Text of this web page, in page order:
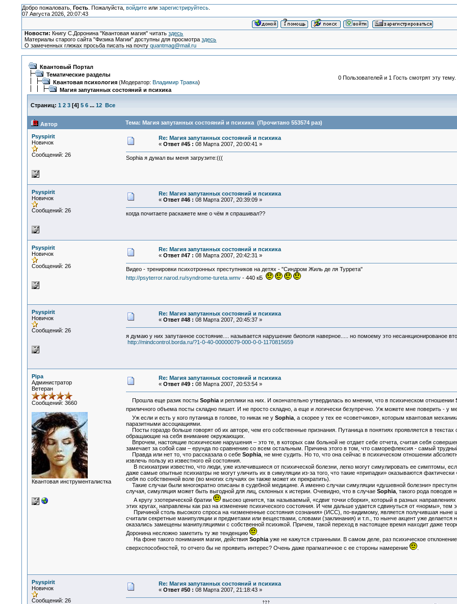
Добро пожаловать, Гость. Пожалуйста, войдитеили зарегистрируйтесь.
07 Августа 2026, 20:07:43
Новости: Книгу С.Доронина "Квантовая магия" читатьздесь
Материалы старого сайта "Физика Магии" доступны для просмотраздесь
О замеченных глюках просьба писать на почтуquantmag@mail.ru
Квантовый Портал
Тематические разделы
Квантовая психология(Модератор: Владимир Травка)
Магия запутанных состояний и психика
0 Пользователей и 1 Гость смотрят эту тему.
Страниц: 1 2 3[4] 5 6 ... 12 Все
Автор Тема: Магия запутанных состояний и психика (Прочитано 553574 раз)
Psyspirit
Новичок
Сообщений: 26
Re: Магия запутанных состояний и психика
« Ответ #45 : 08 Марта 2007, 20:00:41 »
Sophia я думал вы меня загрузите:(((
Psyspirit
Новичок
Сообщений: 26
Re: Магия запутанных состояний и психика
« Ответ #46 : 08 Марта 2007, 20:39:09 »
когда почитаете раскажете мне о чём я спрашивал??
Psyspirit
Новичок
Сообщений: 26
Re: Магия запутанных состояний и психика
« Ответ #47 : 08 Марта 2007, 20:42:31 »
Видео - тренировки психотронных преступников на детях - "Синдром Жиль де ля Туррета"
http://psyterror.narod.ru/syndrome-tureta.wmv- 440 кБ
Psyspirit
Новичок
Сообщений: 26
Re: Магия запутанных состояний и психика
« Ответ #48 : 08 Марта 2007, 20:45:37 »
я думаю у них запутанное состояние.... называется нарушение биополя наверное..... но помоему это несанкционированое
http://mindcontrol.borda.ru/?1-0-40-00000079-000-0-0-1170815659
Pipa
Администратор
Ветеран
Сообщений: 3660
Квантовая инструменталистка
Re: Магия запутанных состояний и психика
« Ответ #49 : 08 Марта 2007, 20:53:54 »
Прошла еще разик посты Sophiaи реплики на них. И окончательно утвердилась во мнении, что в психическом отношении
приличного объема посты складно пишет. И не просто складно, а еще и логически безупречно. Уж можете мне поверить - у
Уж если и есть у кого путаница в голове, то никак не у Sophia, а скорее у тех ее «советчиков», которым квантовая
паразитными ассоциациями.
Посты гораздо больше говорят об их авторе, чем его собственные признания. Путаница в понятиях проявляется в
обращающие на себя внимание окружающих.
Впрочем, настоящие психические нарушения – это те, в которых сам больной не отдает себе отчета, считая себя
замечает за собой сам – ерунда по сравнению со всем остальным. Причина этого в том, что саморефлексия - самый
Правда или нет то, что рассказала о себе Sophia, не мне судить. Но то, что она сейчас в психическом отношении
извлечь пользу из известного ей состояния.
В психиатрии известно, что люди, уже излечившиеся от психической болезни, легко могут симулировать ее симптомы,
даже самые опытные психиатры не могут уличить их в симуляции из-за того, что такие «припадки» оказываются
себя по собственной воле (во многих случаях он также может их прекратить).
Такие случаи были многократно описаны в судебной медицине. А именно случаи симуляции «душевной болезни»
случая, симуляция может быть выгодной для лиц, склонных к истерии. Очевидно, что в случае Sophia, такого рода поводов
А кругу эзотерической братии
высоко ценится, так называемый, «сдвиг точки сборки», который в разных
этих кругах, направлены как раз на изменение психического состояния. И чем дальше удается сдвинуться от «нормы», тем
Причиной столь высокого спроса на «измененные состояния сознания» (ИСС), по-видимому, является получившая ныне
считали секретные манипуляции и предметами или веществами, словами (заклинания) и т.п., то нынче акцент уже
оказались замещены манипуляциями с собственной психикой. Причем, такой переход в настоящее время находит даже
Доронина несложно заметить ту же тенденцию
.
На фоне такого понимания магии, действия Sophiaуже не кажутся странными. В самом деле, раз психическое
сверхспособностей, то отчего бы не проявить интерес? Очень даже прагматичное с ее стороны намерение
.
Psyspirit
Новичок
Сообщений: 26
Re: Магия запутанных состояний и психика
« Ответ #50 : 08 Марта 2007, 21:18:43 »